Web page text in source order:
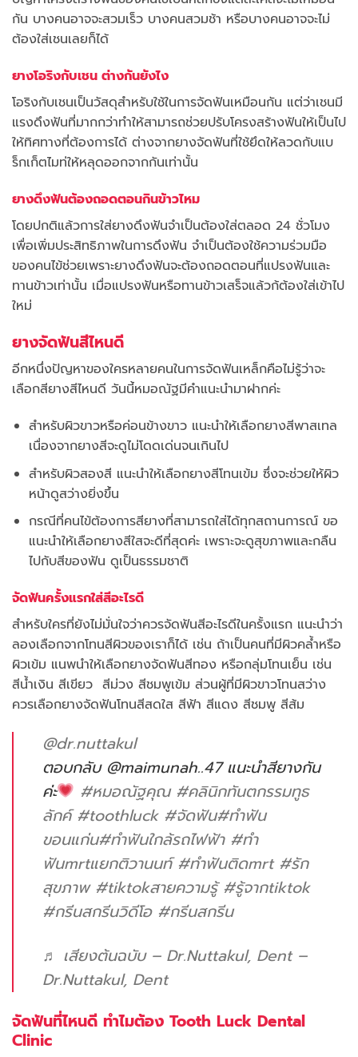
กัน บางคนอาจจะสวมเร็ว บางคนสวมช้า หรือบางคนอาจจะไม่
ต้องใส่เชนเลยก็ได้
ยางโอริงกับเชน ต่างกันยังไง
โอริงกับเชนเป็นวัสดุสำหรับใช้ในการจัดฟันเหมือนกัน แต่ว่าเชนมี
แรงดึงฟันที่มากกว่าทำให้สามารถช่วยปรับโครงสร้างฟันให้เป็นไป
ให้ทิศทางที่ต้องการได้ ต่างจากยางจัดฟันที่ใช้ยึดให้ลวดกับแบ
ร็กเก็ตไมท่ให้หลุดออกจากกันเท่านั้น
ยางดึงฟันต้องถอดตอนกินข้าวไหม
โดยปกติแล้วการใส่ยางดึงฟันจำเป็นต้องใส่ตลอด 24 ชั่วโมง
เพื่อเพิ่มประสิทธิภาพในการดึงฟัน จำเป็นต้องใช้ความร่วมมือ
ของคนไข้ช่วยเพราะยางดึงฟันจะต้องถอดตอนที่แปรงฟันและ
ทานข้าวเท่านั้น เมื่อแปรงฟันหรือทานข้าวเสร็จแล้วก้ต้องใส่เข้าไป
ใหม่
ยางจัดฟันสีไหนดี
อีกหนึ่งปัญหาของใครหลายคนในการจัดฟันเหล็กคือไม่รู้ว่าจะ
เลือกสียางสีไหนดี วันนี้หมอณัฐมีคำแนะนำมาฝากค่ะ
สำหรับผิวขาวหรือค่อนข้างขาว แนะนำให้เลือกยางสีพาสเทล
เนื่องจากยางสีจะดูไม่โดดเด่นจนเกินไป
สำหรับผิวสองสี แนะนำให้เลือกยางสีโทนเข้ม ซึ่งจะช่วยให้ผิว
หน้าดูสว่างยิ่งขึ้น
กรณีที่คนไข้ต้องการสียางที่สามารถใส่ได้ทุกสถานการณ์ ขอ
แนะนำให้เลือกยางสีใสจะดีที่สุดค่ะ เพราะจะดูสุขภาพและกลืน
ไปกับสีของฟัน ดูเป็นธรรมชาติ
จัดฟันครั้งแรกใส่สีอะไรดี
สำหรับใครที่ยังไม่มั่นใจว่าควรจัดฟันสีอะไรดีในครั้งแรก แนะนำว่า
ลองเลือกจากโทนสีผิวของเราก็ได้ เช่น ถ้าเป็นคนที่มีผิวคล้ำหรือ
ผิวเข้ม แนพนำให้เลือกยางจัดฟันสีทอง หรือกลุ่มโทนเย็น เช่น
สีน้ำเงิน สีเขียว สีม่วง สีชมพูเข้ม ส่วนผู้ที่มีผิวขาวโทนสว่าง
ควรเลือกยางจัดฟันโทนสีสดใส สีฟ้า สีแดง สีชมพู สีส้ม
@dr.nuttakul
ตอบกลับ @maimunah..47 แนะนำสียางกัน
ค่ะ
#หมอณัฐคุณ #คลินิกทันตกรรมทูธ
ลักค์ #toothluck #จัดฟัน#ทําฟัน
ขอนแก่น#ทําฟันใกล้รถไฟฟ้า #ทํา
ฟันmrtแยกติวานนท์ #ทําฟันติดmrt #รัก
สุขภาพ #tiktokสายความรู้ #รู้จากtiktok
#กรีนสกรีนวิดีโอ #กรีนสกรีน
♬ เสียงต้นฉบับ – Dr.Nuttakul, Dent –
Dr.Nuttakul, Dent
จัดฟันที่ไหนดี ทำไมต้อง Tooth Luck Dental
Clinic